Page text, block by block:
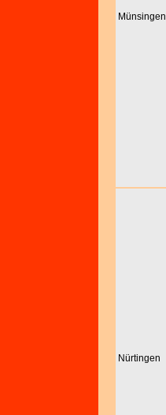
Münsingen
Nürtingen